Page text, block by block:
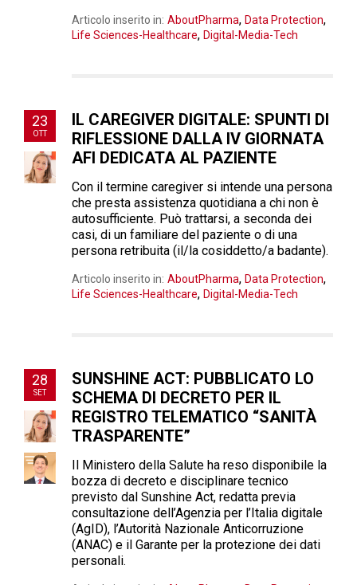
Articolo inserito in: AboutPharma, Data Protection,
Life Sciences-Healthcare, Digital-Media-Tech
23
OTT
IL CAREGIVER DIGITALE: SPUNTI DI
RIFLESSIONE DALLA IV GIORNATA
AFI DEDICATA AL PAZIENTE
Con il termine caregiver si intende una persona
che presta assistenza quotidiana a chi non è
autosufficiente. Può trattarsi, a seconda dei
casi, di un familiare del paziente o di una
persona retribuita (il/la cosiddetto/a badante).
Articolo inserito in: AboutPharma, Data Protection,
Life Sciences-Healthcare, Digital-Media-Tech
28
SET
SUNSHINE ACT: PUBBLICATO LO
SCHEMA DI DECRETO PER IL
REGISTRO TELEMATICO “SANITÀ
TRASPARENTE”
Il Ministero della Salute ha reso disponibile la
bozza di decreto e disciplinare tecnico
previsto dal Sunshine Act, redatta previa
consultazione dell’Agenzia per l’Italia digitale
(AgID), l’Autorità Nazionale Anticorruzione
(ANAC) e il Garante per la protezione dei dati
personali.